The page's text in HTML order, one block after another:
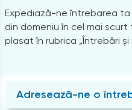
Expediază-ne întrebarea
din domeniu în cel mai
plasat în rubrica „Întrebări și
Adresează-ne o